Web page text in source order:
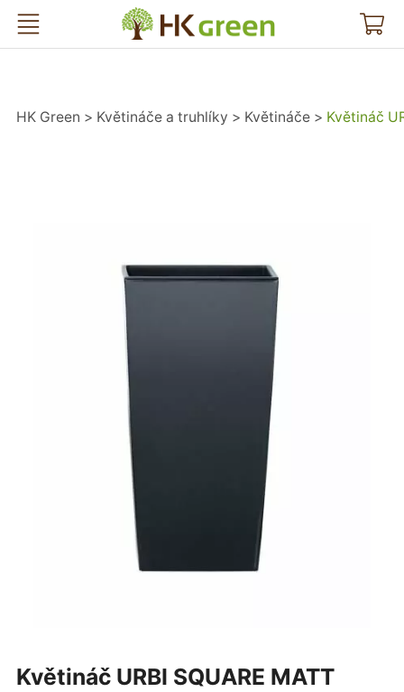
HK Green
HK Green Květináče a truhlíky Květináče Květináč
Květináč URBI SQUARE MATT